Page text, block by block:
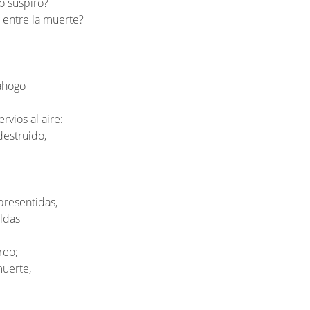
la muerte?
al aire: